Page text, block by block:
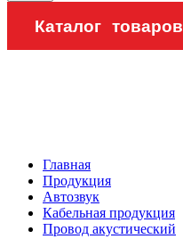
Каталог товаров
Главная
Продукция
Автозвук
Кабельная продукция
Провод акустический